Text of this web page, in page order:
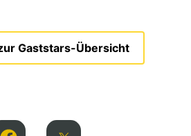
Gaststars-Übersicht